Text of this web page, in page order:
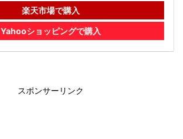
楽天市場で購入
Yahooショッピングで購入
スポンサーリンク